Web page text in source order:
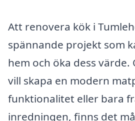
Att renovera kök i
spännande projekt som
hem och öka dess värde.
vill skapa en modern
funktionalitet eller bara
inredningen, finns det